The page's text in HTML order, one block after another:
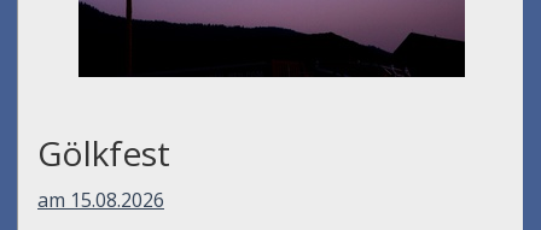
Gölkfest
am 15.08.2026